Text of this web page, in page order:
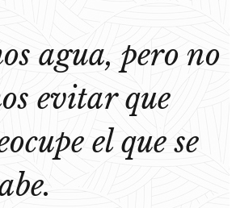
agua, pero no
evitar que
el que se